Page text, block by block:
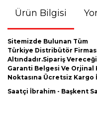
Ürün Bilgisi
Sitemizde Bulunan Tüm
Türkiye Distribütör
Altındadır.Sipariş
Garanti Belgesi Ve
Noktasına Ücretsiz Kargo
Saatçi İbrahim - Başkent